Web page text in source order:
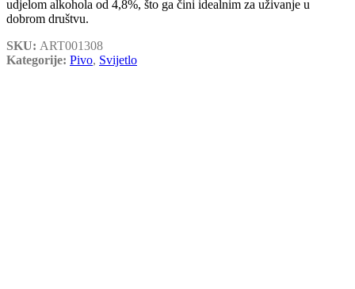
udjelom alkohola od 4,8%, što ga čini idealnim za uživanje u
dobrom društvu.
SKU: ART001308
Kategorije: Pivo, Svijetlo